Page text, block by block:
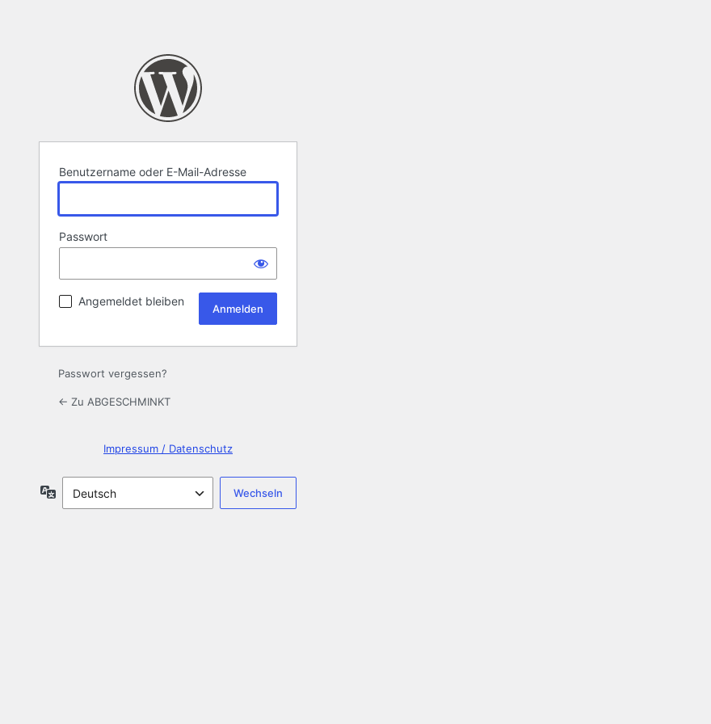
Benutzername oder E-Mail-Adresse
Passwort
Angemeldet bleiben
Passwort vergessen?
← Zu ABGESCHMINKT
Impressum / Datenschutz
Sprache